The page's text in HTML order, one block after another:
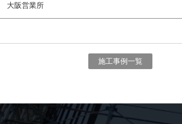
大阪営業所
施工事例一覧